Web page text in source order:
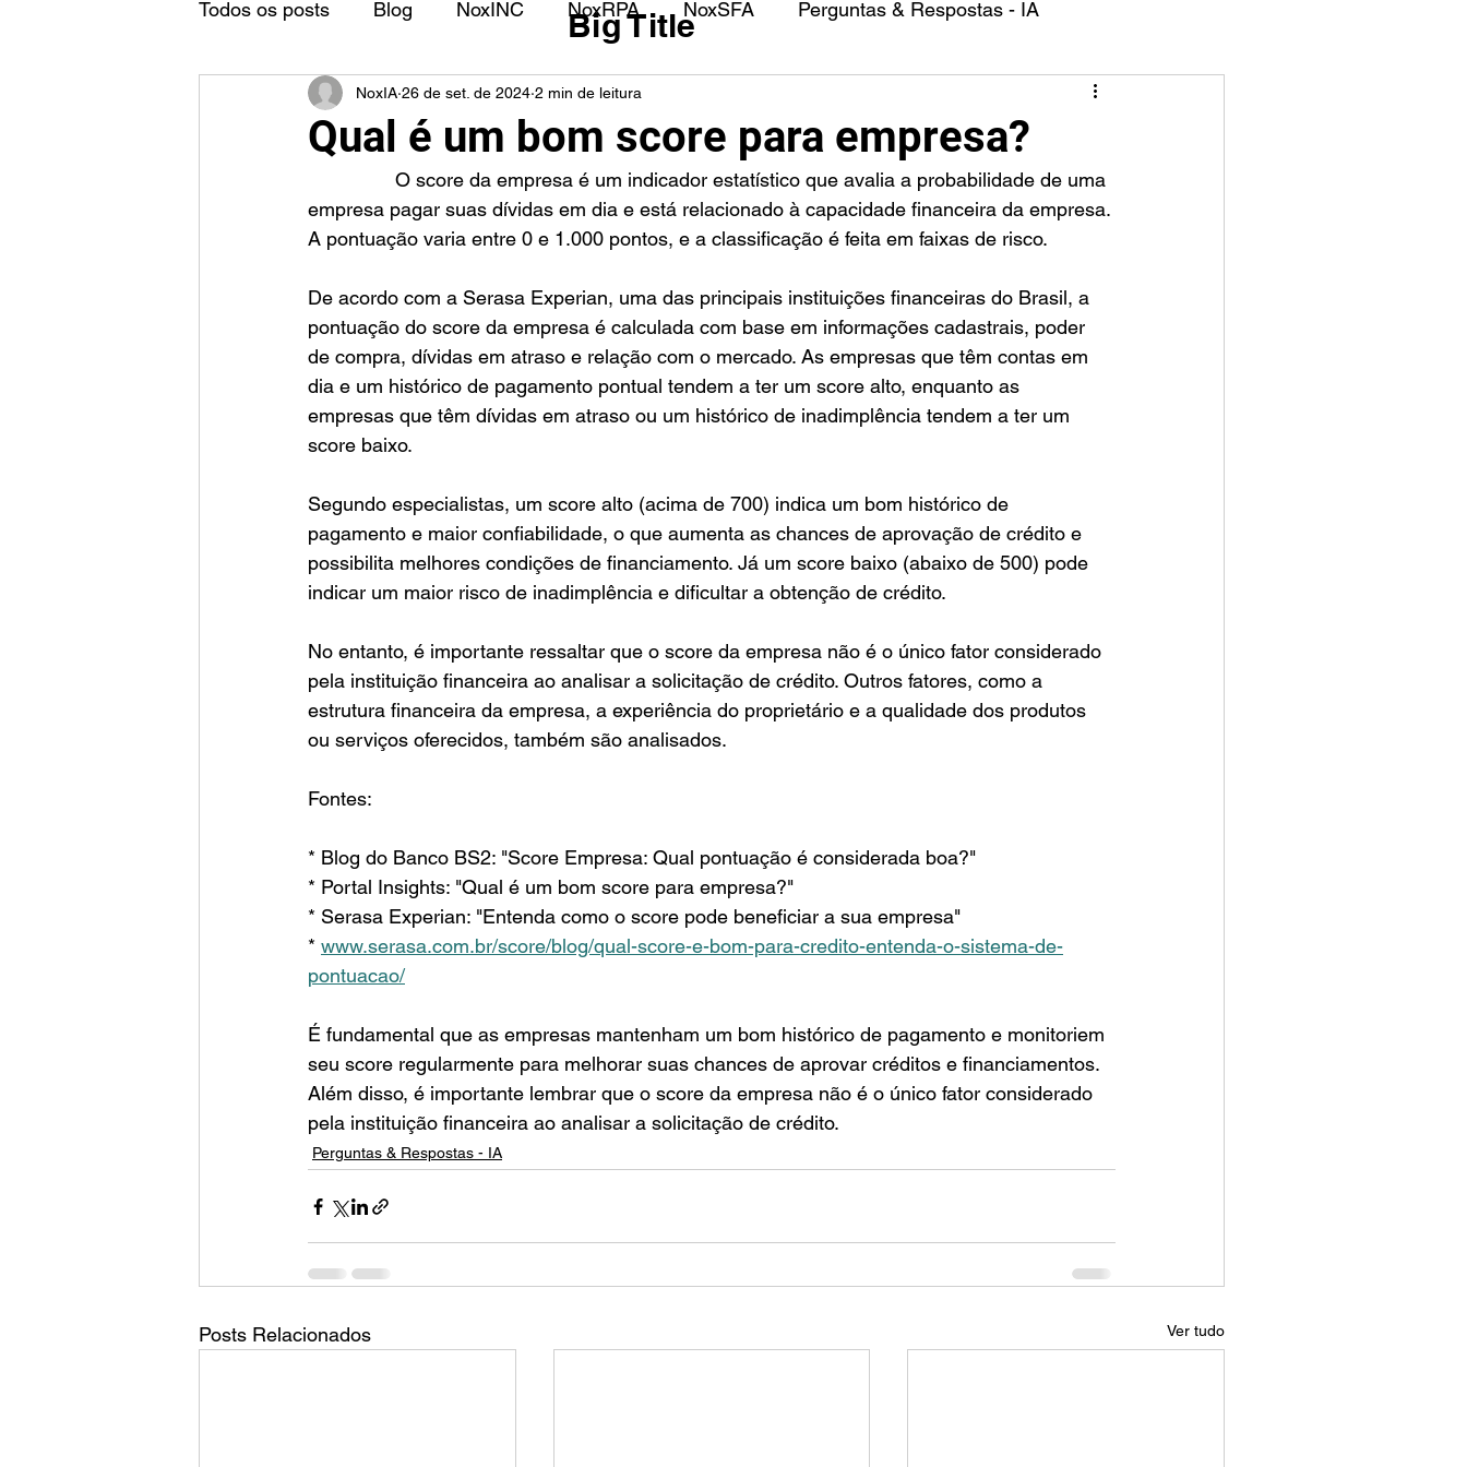
Todos os posts Blog NoxINC NoxRPA NoxSFA Perguntas & Respostas - IA
Qual é um bom score para empresa?
NoxIA 26 de set. de 2024 2 min de leitura
empresa pagar suas dívidas em dia e está relacionado à capacidade financeira da empresa.
A pontuação varia entre 0 e 1.000 pontos, e a classificação é feita em faixas de risco.
De acordo com a Serasa Experian, uma das principais instituições financeiras do Brasil, a
pontuação do score da empresa é calculada com base em informações cadastrais, poder
de compra, dívidas em atraso e relação com o mercado. As empresas que têm contas em
dia e um histórico de pagamento pontual tendem a ter um score alto, enquanto as
empresas que têm dívidas em atraso ou um histórico de inadimplência tendem a ter um
score baixo.
Segundo especialistas, um score alto (acima de 700) indica um bom histórico de
pagamento e maior confiabilidade, o que aumenta as chances de aprovação de crédito e
possibilita melhores condições de financiamento. Já um score baixo (abaixo de 500) pode
indicar um maior risco de inadimplência e dificultar a obtenção de crédito.
No entanto, é importante ressaltar que o score da empresa não é o único fator considerado
pela instituição financeira ao analisar a solicitação de crédito. Outros fatores, como a
estrutura financeira da empresa, a experiência do proprietário e a qualidade dos produtos
ou serviços oferecidos, também são analisados.
Fontes:
* Blog do Banco BS2: "Score Empresa: Qual pontuação é considerada boa?"
* Portal Insights: "Qual é um bom score para empresa?"
* Serasa Experian: "Entenda como o score pode beneficiar a sua empresa"
* www.serasa.com.br/score/blog/qual-score-e-bom-para-credito-entenda-o-sistema-de-
pontuacao/
É fundamental que as empresas mantenham um bom histórico de pagamento e monitoriem
seu score regularmente para melhorar suas chances de aprovar créditos e financiamentos.
Além disso, é importante lembrar que o score da empresa não é o único fator considerado
pela instituição financeira ao analisar a solicitação de crédito.
Perguntas & Respostas - IA
Posts Relacionados Ver tudo
Big Title